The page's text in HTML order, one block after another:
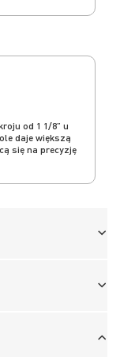
od 1 1/8” u
daje większą
się na precyzję